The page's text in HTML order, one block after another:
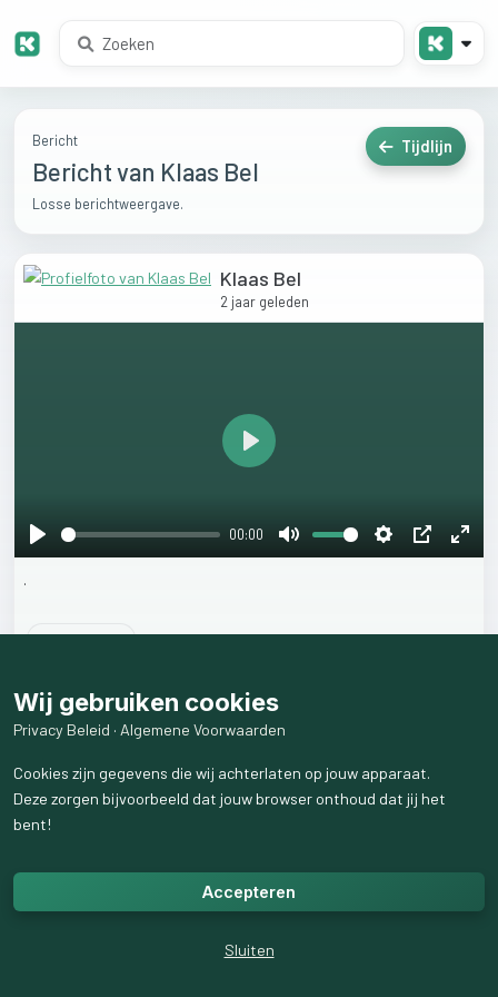
Bericht
Bericht van Klaas Bel
Losse berichtweergave.
Tijdlijn
Klaas Bel
2 jaar geleden
Play
00:00
Mute Settings
PIP
Enter
Play
.
29weergaven
Wij gebruiken cookies
Privacy Beleid · Algemene Voorwaarden
Cookies zijn gegevens die wij achterlaten op jouw apparaat.
Deze zorgen bijvoorbeeld dat jouw browser onthoud dat jij het
bent!
Accepteren
Sluiten